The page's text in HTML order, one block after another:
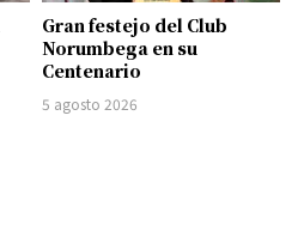
Gran festejo del Club
Norumbega en su
Centenario
5 agosto 2026